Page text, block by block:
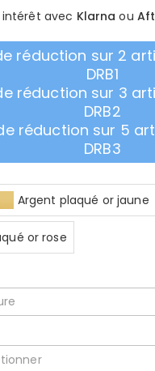
avec Klarna ou
réduction sur 2
DRB1
réduction sur 3
DRB2
réduction sur 5
DRB3
Argent plaqué or jaune
or rose